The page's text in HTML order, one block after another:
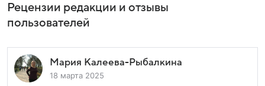
Рецензии редакции и отзывы
пользователей
Мария Калеева-Рыбалкина
18 марта 2025